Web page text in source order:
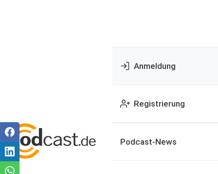
Anmeldung
Registrierung
Podcast-News